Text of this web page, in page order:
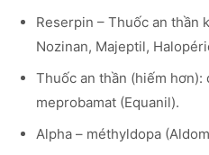
Reserpin – Thuốc an thần
Nozinan, Majeptil,
Thuốc an thần (hiếm hơn):
meprobamat (Equanil).
Alpha – méthyldopa